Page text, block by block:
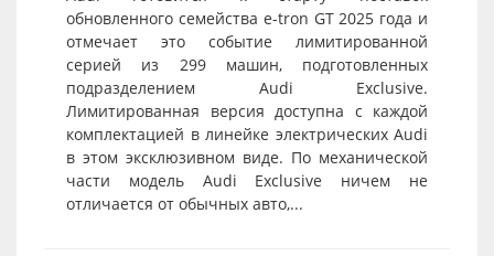
обновленного семейства e-tron GT 2025 года и
отмечает это событие лимитированной
серией из 299 машин, подготовленных
подразделением Audi Exclusive.
Лимитированная версия доступна с каждой
комплектацией в линейке электрических Audi
в этом эксклюзивном виде. По механической
части модель Audi Exclusive ничем не
отличается от обычных авто,...